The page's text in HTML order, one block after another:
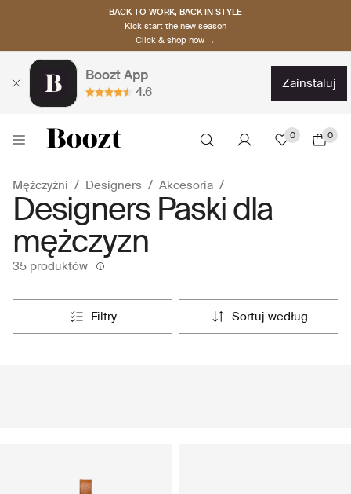
BACK TO WORK, BACK IN STYLE
Kick start the new season
Click & shop now →
Boozt App
4.6
zainstaluj
0 0
Mężczyźni Designers Akcesoria
Designers Paski dla
mężczyzn
35 produktów
filtry sortuj według